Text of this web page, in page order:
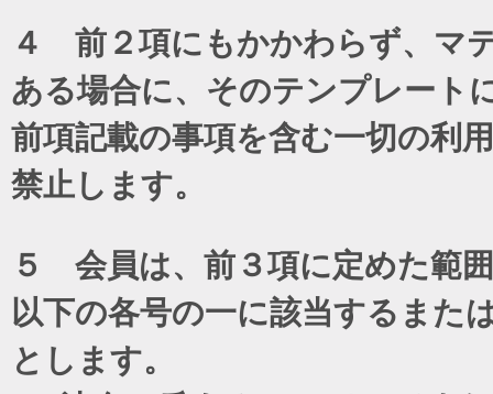
４ 前２項にもかかわらず、マ
ある場合に、そのテンプレート
前項記載の事項を含む一切の利
禁止します。
５ 会員は、前３項に定めた範
以下の各号の一に該当するまた
とします。